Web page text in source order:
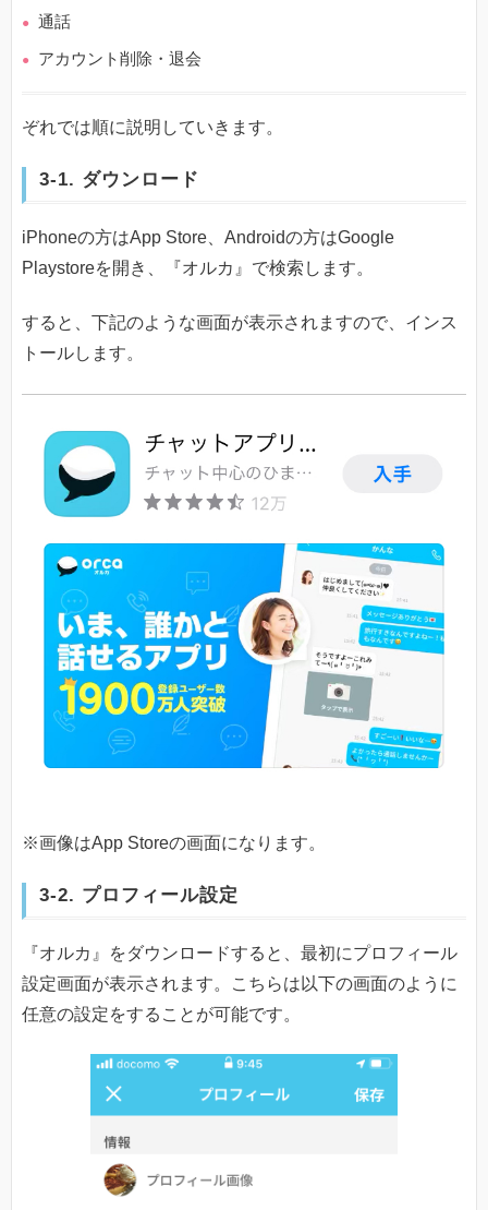
通話
アカウント削除・退会
ぞれでは順に説明していきます。
3-1. ダウンロード
iPhoneの方はApp Store、Androidの方はGoogle
Playstoreを開き、『オルカ』で検索します。
すると、下記のような画面が表示されますので、インス
トールします。
※画像はApp Storeの画面になります。
3-2. プロフィール設定
『オルカ』をダウンロードすると、最初にプロフィール
設定画面が表示されます。こちらは以下の画面のように
任意の設定をすることが可能です。